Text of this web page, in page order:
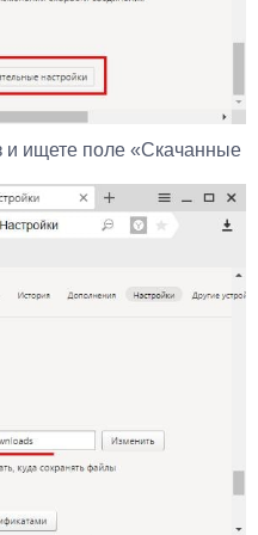
и ищете поле «Скачанные